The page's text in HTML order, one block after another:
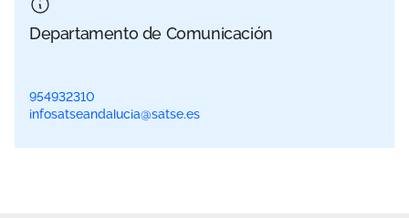
Departamento de Comunicación
954932310
infosatseandalucia@satse.es